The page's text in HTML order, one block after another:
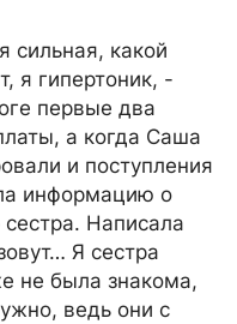
сильная, какой
я гипертоник, -
первые два
а когда Саша
и поступления
информацию о
Написала
Я сестра
не была знакома,
ведь они с